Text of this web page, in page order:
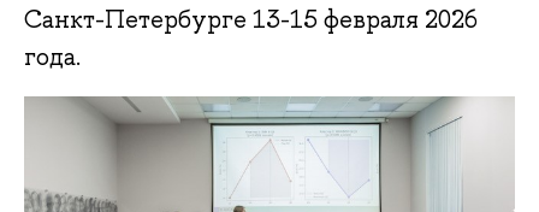
Санкт-Петербурге 13-15 февраля 2026
года.